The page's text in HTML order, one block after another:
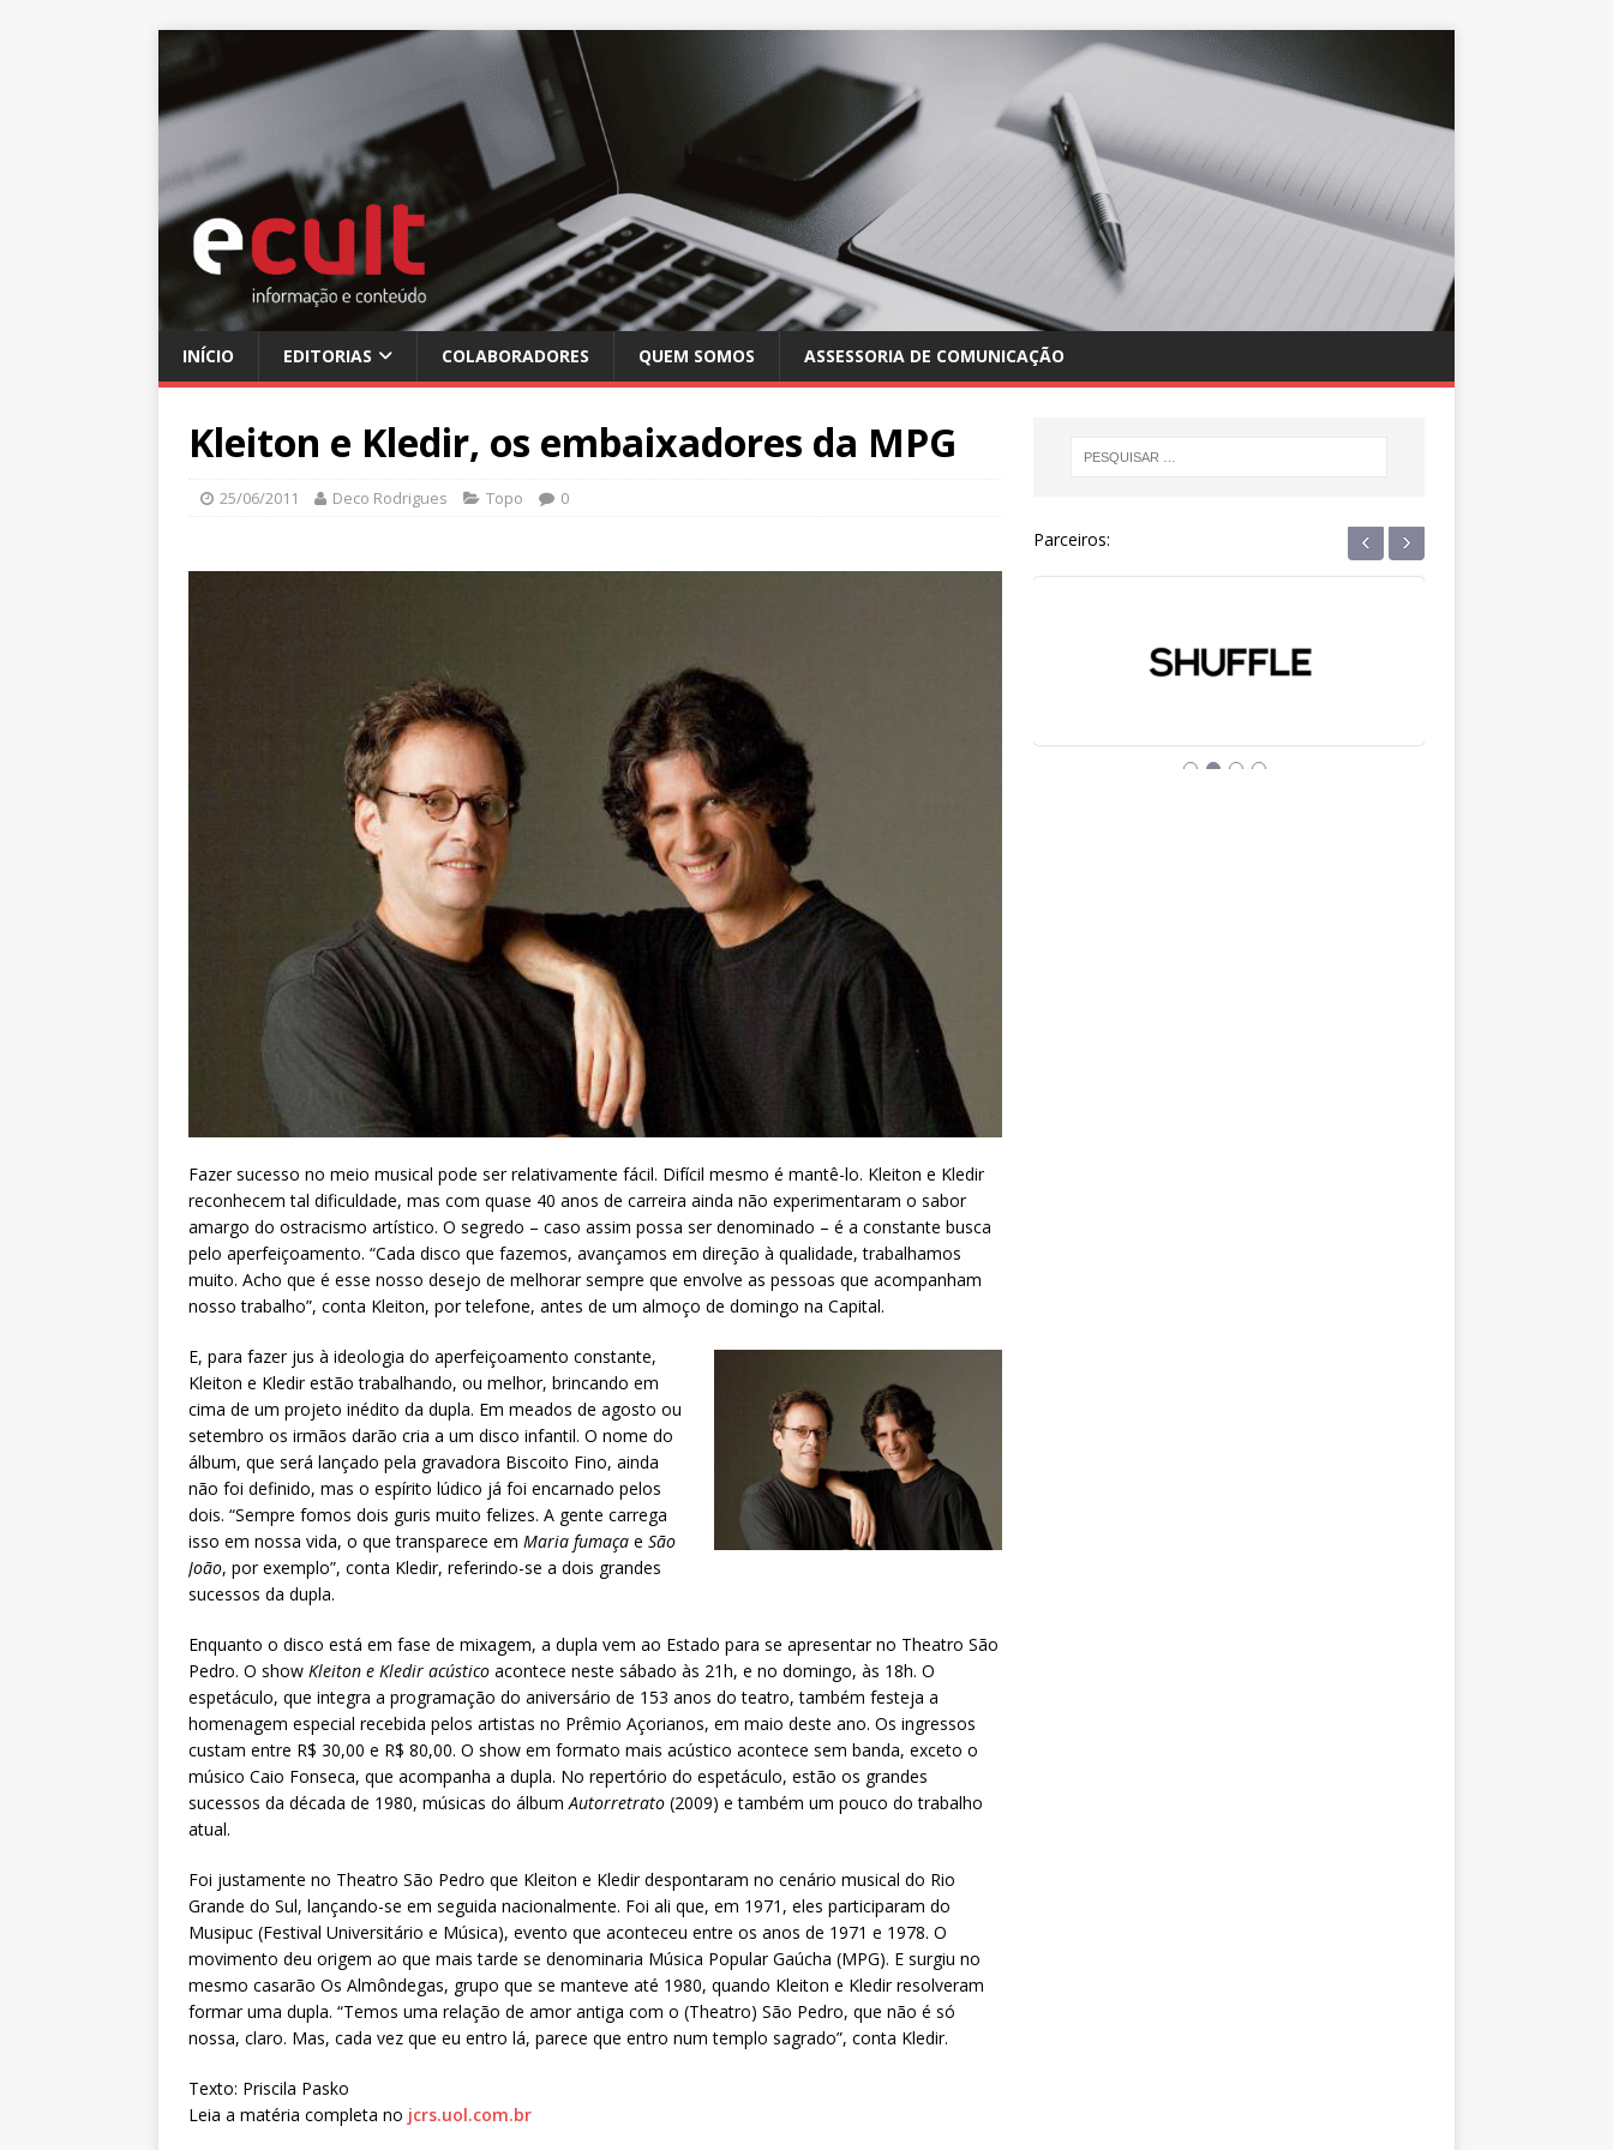
INÍCIO EDITORIAS COLABORADORES QUEM SOMOS ASSESSORIA DE COMUNICAÇÃO
Kleiton e Kledir, os embaixadores da MPG
25/06/2011 Deco Rodrigues Topo 0
Fazer sucesso no meio musical pode ser relativamente fácil. Difícil mesmo é mantê-lo. Kleiton e Kledir
reconhecem tal dificuldade, mas com quase 40 anos de carreira ainda não experimentaram o sabor
amargo do ostracismo artístico. O segredo – caso assim possa ser denominado – é a constante busca
pelo aperfeiçoamento. “Cada disco que fazemos, avançamos em direção à qualidade, trabalhamos
muito. Acho que é esse nosso desejo de melhorar sempre que envolve as pessoas que acompanham
nosso trabalho”, conta Kleiton, por telefone, antes de um almoço de domingo na Capital.
E, para fazer jus à ideologia do aperfeiçoamento constante,
Kleiton e Kledir estão trabalhando, ou melhor, brincando em
cima de um projeto inédito da dupla. Em meados de agosto ou
setembro os irmãos darão cria a um disco infantil. O nome do
álbum, que será lançado pela gravadora Biscoito Fino, ainda
não foi definido, mas o espírito lúdico já foi encarnado pelos
dois. “Sempre fomos dois guris muito felizes. A gente carrega
isso em nossa vida, o que transparece em Maria fumaça e São
João, por exemplo”, conta Kledir, referindo-se a dois grandes
sucessos da dupla.
Enquanto o disco está em fase de mixagem, a dupla vem ao Estado para se apresentar no Theatro São
Pedro. O show Kleiton e Kledir acústico acontece neste sábado às 21h, e no domingo, às 18h. O
espetáculo, que integra a programação do aniversário de 153 anos do teatro, também festeja a
homenagem especial recebida pelos artistas no Prêmio Açorianos, em maio deste ano. Os ingressos
custam entre R$ 30,00 e R$ 80,00. O show em formato mais acústico acontece sem banda, exceto o
músico Caio Fonseca, que acompanha a dupla. No repertório do espetáculo, estão os grandes
sucessos da década de 1980, músicas do álbumAutorretrato (2009) e também um pouco do trabalho
atual.
Foi justamente no Theatro São Pedro que Kleiton e Kledir despontaram no cenário musical do Rio
Grande do Sul, lançando-se em seguida nacionalmente. Foi ali que, em 1971, eles participaram do
Musipuc (Festival Universitário e Música), evento que aconteceu entre os anos de 1971 e 1978. O
movimento deu origem ao que mais tarde se denominaria Música Popular Gaúcha (MPG). E surgiu no
mesmo casarão Os Almôndegas, grupo que se manteve até 1980, quando Kleiton e Kledir resolveram
formar uma dupla. “Temos uma relação de amor antiga com o (Theatro) São Pedro, que não é só
nossa, claro. Mas, cada vez que eu entro lá, parece que entro num templo sagrado”, conta Kledir.
Texto: Priscila Pasko
Leia a matéria completa no jcrs.uol.com.br
Parceiros: ‹ ›